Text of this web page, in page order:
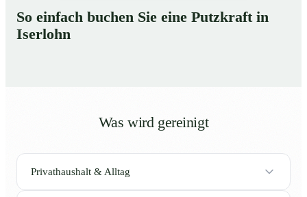
So einfach buchen Sie eine Putzkraft in
Iserlohn
Was wird gereinigt
Privathaushalt & Alltag